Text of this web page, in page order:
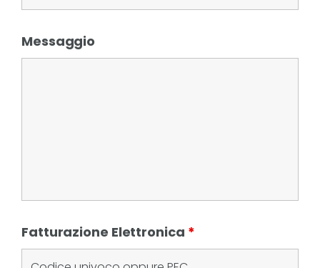
Messaggio
Fatturazione Elettronica *